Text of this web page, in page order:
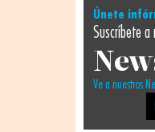
Únete
Suscríbete a
Ve a nuestros